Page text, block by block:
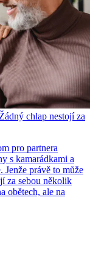
chlap nestojí za
pro partnera
s kamarádkami a
Jenže právě to může
za sebou několik
obětech, ale na